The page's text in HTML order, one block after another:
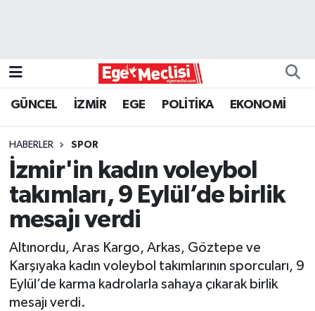
GÜNCEL İZMİR EGE POLİTİKA EKONOMİ
HABERLER SPOR
İzmir'in kadın voleybol
takımları, 9 Eylül’de birlik
mesajı verdi
Altınordu, Aras Kargo, Arkas, Göztepe ve
Karşıyaka kadın voleybol takımlarının sporcuları, 9
Eylül’de karma kadrolarla sahaya çıkarak birlik
mesajı verdi.
GÜNCEL
İZMİR
ÖZEL HABER
POLİTİKA
Programlar
SPOR